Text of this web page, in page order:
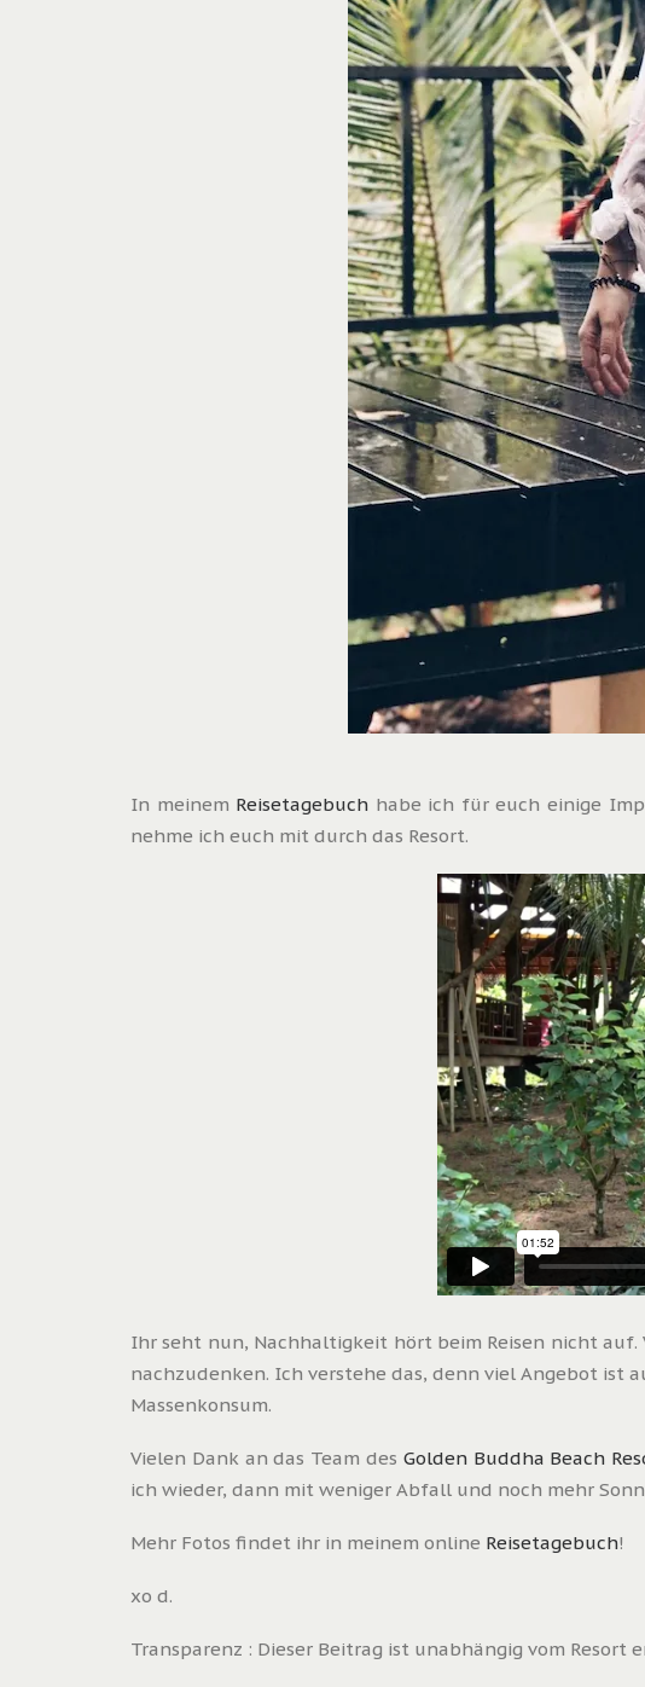
In meinem Reisetagebuch habe ich für euch einige
nehme ich euch mit durch das Resort.
Ihr seht nun, Nachhaltigkeit hört beim Reisen nicht
nachzudenken. Ich verstehe das, denn viel Angebot ist
Massenkonsum.
Vielen Dank an das Team des Golden Buddha Beach
ich wieder, dann mit weniger Abfall und noch mehr
Mehr Fotos findet ihr in meinem online Reisetagebuch!
xo d.
Transparenz : Dieser Beitrag ist unabhängig vom